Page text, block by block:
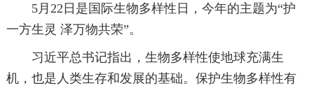
5月22日是国际生物多样性日，今年的主题为“护
一方生灵 泽万物共荣”。
习近平总书记指出，生物多样性使地球充满生
机，也是人类生存和发展的基础。保护生物多样性有